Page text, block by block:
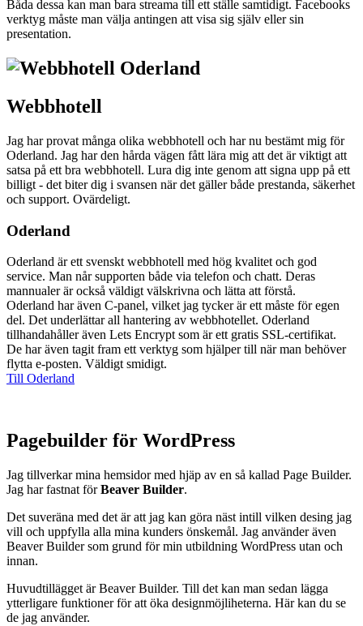
Båda dessa kan man bara streama till ett ställe samtidigt. Facebooks
verktyg måste man välja antingen att visa sig själv eller sin
presentation.
Webbhotell
Jag har provat många olika webbhotell och har nu bestämt mig för
Oderland. Jag har den hårda vägen fått lära mig att det är viktigt att
satsa på ett bra webbhotell. Lura dig inte genom att signa upp på ett
billigt - det biter dig i svansen när det gäller både prestanda, säkerhet
och support. Ovärdeligt.
Oderland
Oderland är ett svenskt webbhotell med hög kvalitet och god
service. Man når supporten både via telefon och chatt. Deras
mannualer är också väldigt välskrivna och lätta att förstå.
Oderland har även C-panel, vilket jag tycker är ett måste för egen
del. Det underlättar all hantering av webbhotellet. Oderland
tillhandahåller även Lets Encrypt som är ett gratis SSL-certifikat.
De har även tagit fram ett verktyg som hjälper till när man behöver
flytta e-posten. Väldigt smidigt.
Till Oderland
Pagebuilder för WordPress
Jag tillverkar mina hemsidor med hjäp av en så kallad Page Builder.
Jag har fastnat förBeaver Builder.
Det suveräna med det är att jag kan göra näst intill vilken desing jag
vill och uppfylla alla mina kunders önskemål. Jag använder även
Beaver Builder som grund för min utbildning WordPress utan och
innan.
Huvudtillägget är Beaver Builder. Till det kan man sedan lägga
ytterligare funktioner för att öka designmöjliheterna. Här kan du se
de jag använder.